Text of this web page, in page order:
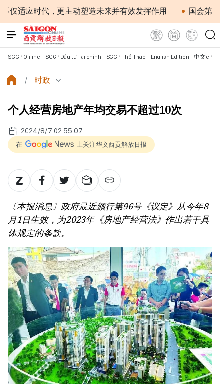
代，更主动塑造未来并有效发挥作用 国会第一次非常
SGGP Online SGGP Đầu tư Tài chính SGGP Thể Thao English Edition 中文
时政
个人经营房地产年均交易不超过10次
2024/8/7 02:55:07
在 上关注华文西贡解放日报
〔本报消息〕政府最近颁行第96号《议定》从今年8
月1日生效，为2023年《房地产经营法》作出若干具
体规定的条款。